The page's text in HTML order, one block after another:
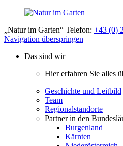
„Natur im Garten“ Telefon: +43 (0)
Navigation überspringen
Das sind wir
Hier erfahren Sie alles
Geschichte und Leitbild
Team
Regionalstandorte
Partner in den
Burgenland
Kärnten